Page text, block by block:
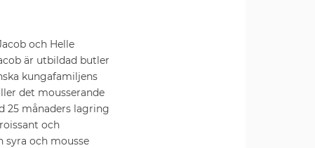
och Helle
är utbildad butler
kungafamiljens
det mousserande
25 månaders lagring
och
syra och mousse